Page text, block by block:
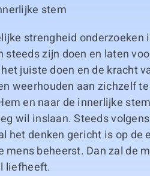
stem
strengheid onderzoeken
zijn doen en laten
juiste doen en de kracht
weerhouden aan zichzelf
en naar de innerlijke
wil inslaan. Steeds
het denken gericht is op de
mens beheerst. Dan zal de
liefheeft.